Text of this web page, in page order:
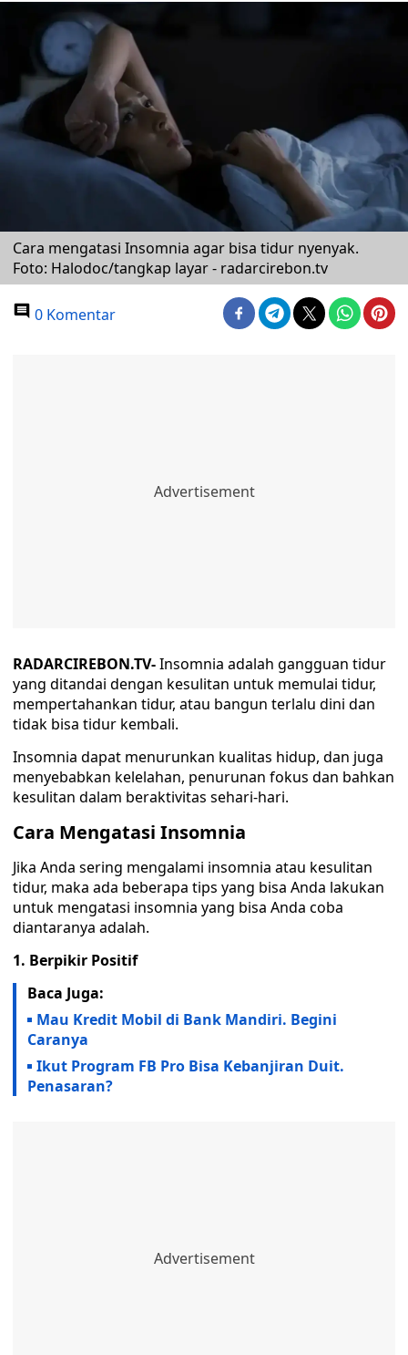
Cara mengatasi Insomnia agar bisa tidur nyenyak.
Foto: Halodoc/tangkap layar - radarcirebon.tv
0 Komentar
RADARCIREBON.TV-Insomnia adalah gangguan tidur
yang ditandai dengan kesulitan untuk memulai tidur,
mempertahankan tidur, atau bangun terlalu dini dan
tidak bisa tidur kembali.
Insomnia dapat menurunkan kualitas hidup, dan juga
menyebabkan kelelahan, penurunan fokus dan bahkan
kesulitan dalam beraktivitas sehari-hari.
Cara Mengatasi Insomnia
Jika Anda sering mengalami insomnia atau kesulitan
tidur, maka ada beberapa tips yang bisa Anda lakukan
untuk mengatasi insomnia yang bisa Anda coba
diantaranya adalah.
1. Berpikir Positif
Baca Juga:
Mau Kredit Mobil di Bank Mandiri. Begini
Caranya
Ikut Program FB Pro Bisa Kebanjiran Duit.
Penasaran?